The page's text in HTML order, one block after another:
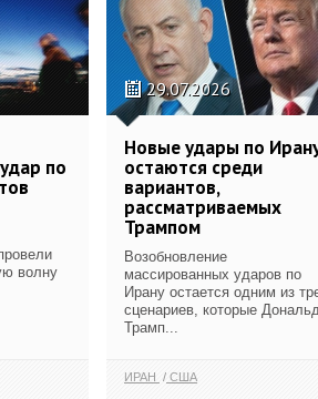
по
волну
29.07.2026
Новые удары по
остаются среди
вариантов,
рассматриваемых
Трампом
Возобновление
массированных ударов по
Ирану остается одним из
сценариев, которые
Трамп...
ИРАН США